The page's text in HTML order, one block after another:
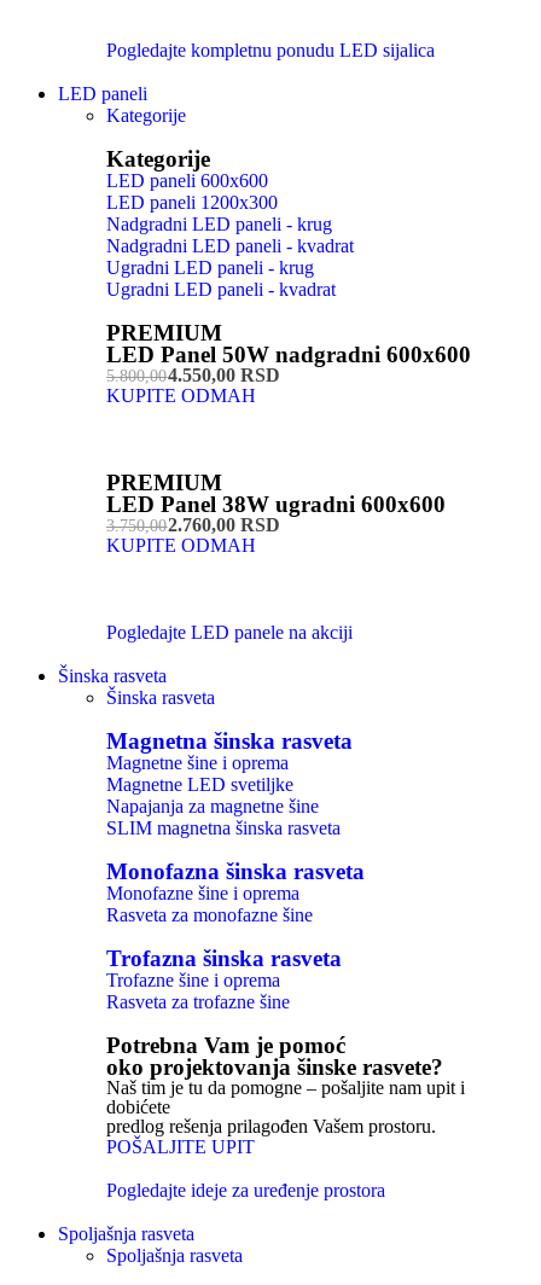
Pogledajte kompletnu ponudu LED sijalica
LED paneli
Kategorije
Kategorije
LED paneli 600x600
LED paneli 1200x300
Nadgradni LED paneli - krug
Nadgradni LED paneli - kvadrat
Ugradni LED paneli - krug
Ugradni LED paneli - kvadrat
PREMIUM
LED Panel 50W nadgradni 600x600
5.800,004.550,00 RSD
KUPITE ODMAH
PREMIUM
LED Panel 38W ugradni 600x600
3.750,002.760,00 RSD
KUPITE ODMAH
Pogledajte LED panele na akciji
Šinska rasveta
Šinska rasveta
Magnetna šinska rasveta
Magnetne šine i oprema
Magnetne LED svetiljke
Napajanja za magnetne šine
SLIM magnetna šinska rasveta
Monofazna šinska rasveta
Monofazne šine i oprema
Rasveta za monofazne šine
Trofazna šinska rasveta
Trofazne šine i oprema
Rasveta za trofazne šine
Potrebna Vam je pomoć
oko projektovanja šinske rasvete?
Naš tim je tu da pomogne – pošaljite nam upit i
dobićete
predlog rešenja prilagođen Vašem prostoru.
POŠALJITE UPIT
Pogledajte ideje za uređenje prostora
Spoljašnja rasveta
Spoljašnja rasveta